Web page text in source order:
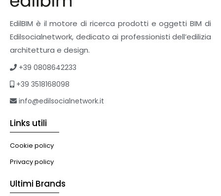
EdilBIM è il motore di ricerca prodotti e oggetti BIM di
Edilsocialnetwork, dedicato ai professionisti dell’edilizia
architettura e design.
+39 0808642233
+39 3518168098
info@edilsocialnetwork.it
Links utili
Cookie policy
Privacy policy
Ultimi Brands